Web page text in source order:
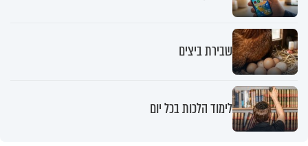
שבירת ביצים
לימוד הלכות בכל יום